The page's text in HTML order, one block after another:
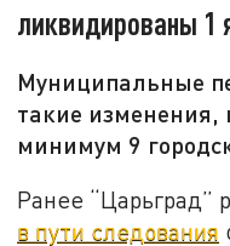
ликвидированы 1
Муниципальные
такие изменения,
минимум 9
Ранее “Царьград”
в пути следования